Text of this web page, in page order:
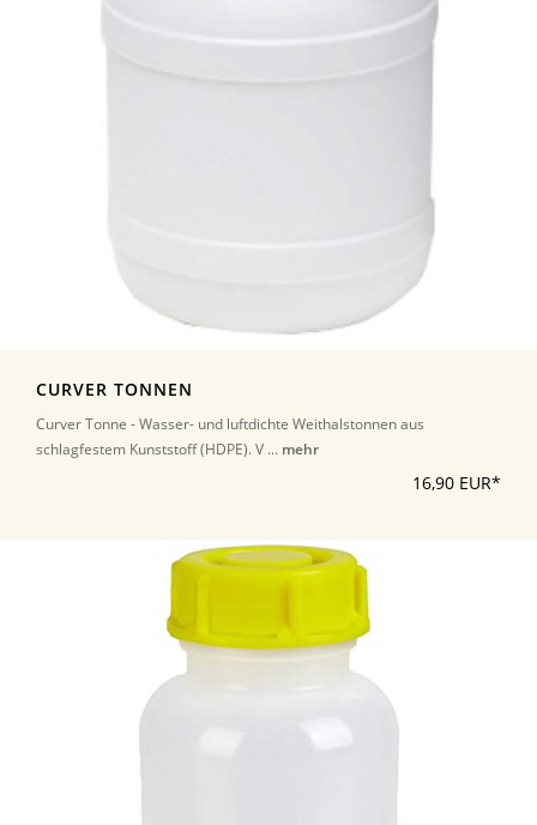
CURVER TONNEN
Curver Tonne - Wasser- und luftdichte Weithalstonnen aus
schlagfestem Kunststoff (HDPE). V ... mehr
16,90 EUR*